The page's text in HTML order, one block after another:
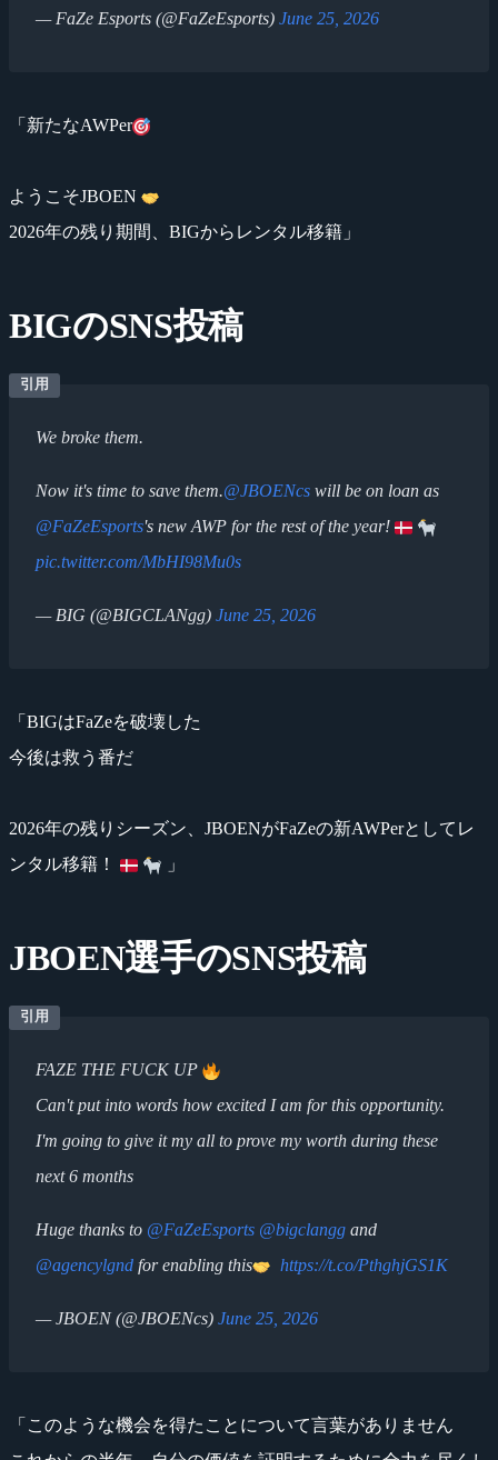
— FaZe Esports (@FaZeEsports) June 25, 2026
「新たなAWPer
ようこそJBOEN
2026年の残り期間、BIGからレンタル移籍」
BIGのSNS投稿
We broke them.
Now it's time to save them.@JBOENcs will be on loan as
@FaZeEsports's new AWP for the rest of the year!
pic.twitter.com/MbHI98Mu0s
— BIG (@BIGCLANgg) June 25, 2026
「BIGはFaZeを破壊した
今後は救う番だ
2026年の残りシーズン、JBOENがFaZeの新AWPerとしてレ
ンタル移籍！
」
JBOEN選手のSNS投稿
FAZE THE FUCK UP
Can't put into words how excited I am for this opportunity.
I'm going to give it my all to prove my worth during these
next 6 months
Huge thanks to @FaZeEsports @bigclangg and
@agencylgnd for enabling this https://t.co/PthghjGS1K
— JBOEN (@JBOENcs) June 25, 2026
「このような機会を得たことについて言葉がありません